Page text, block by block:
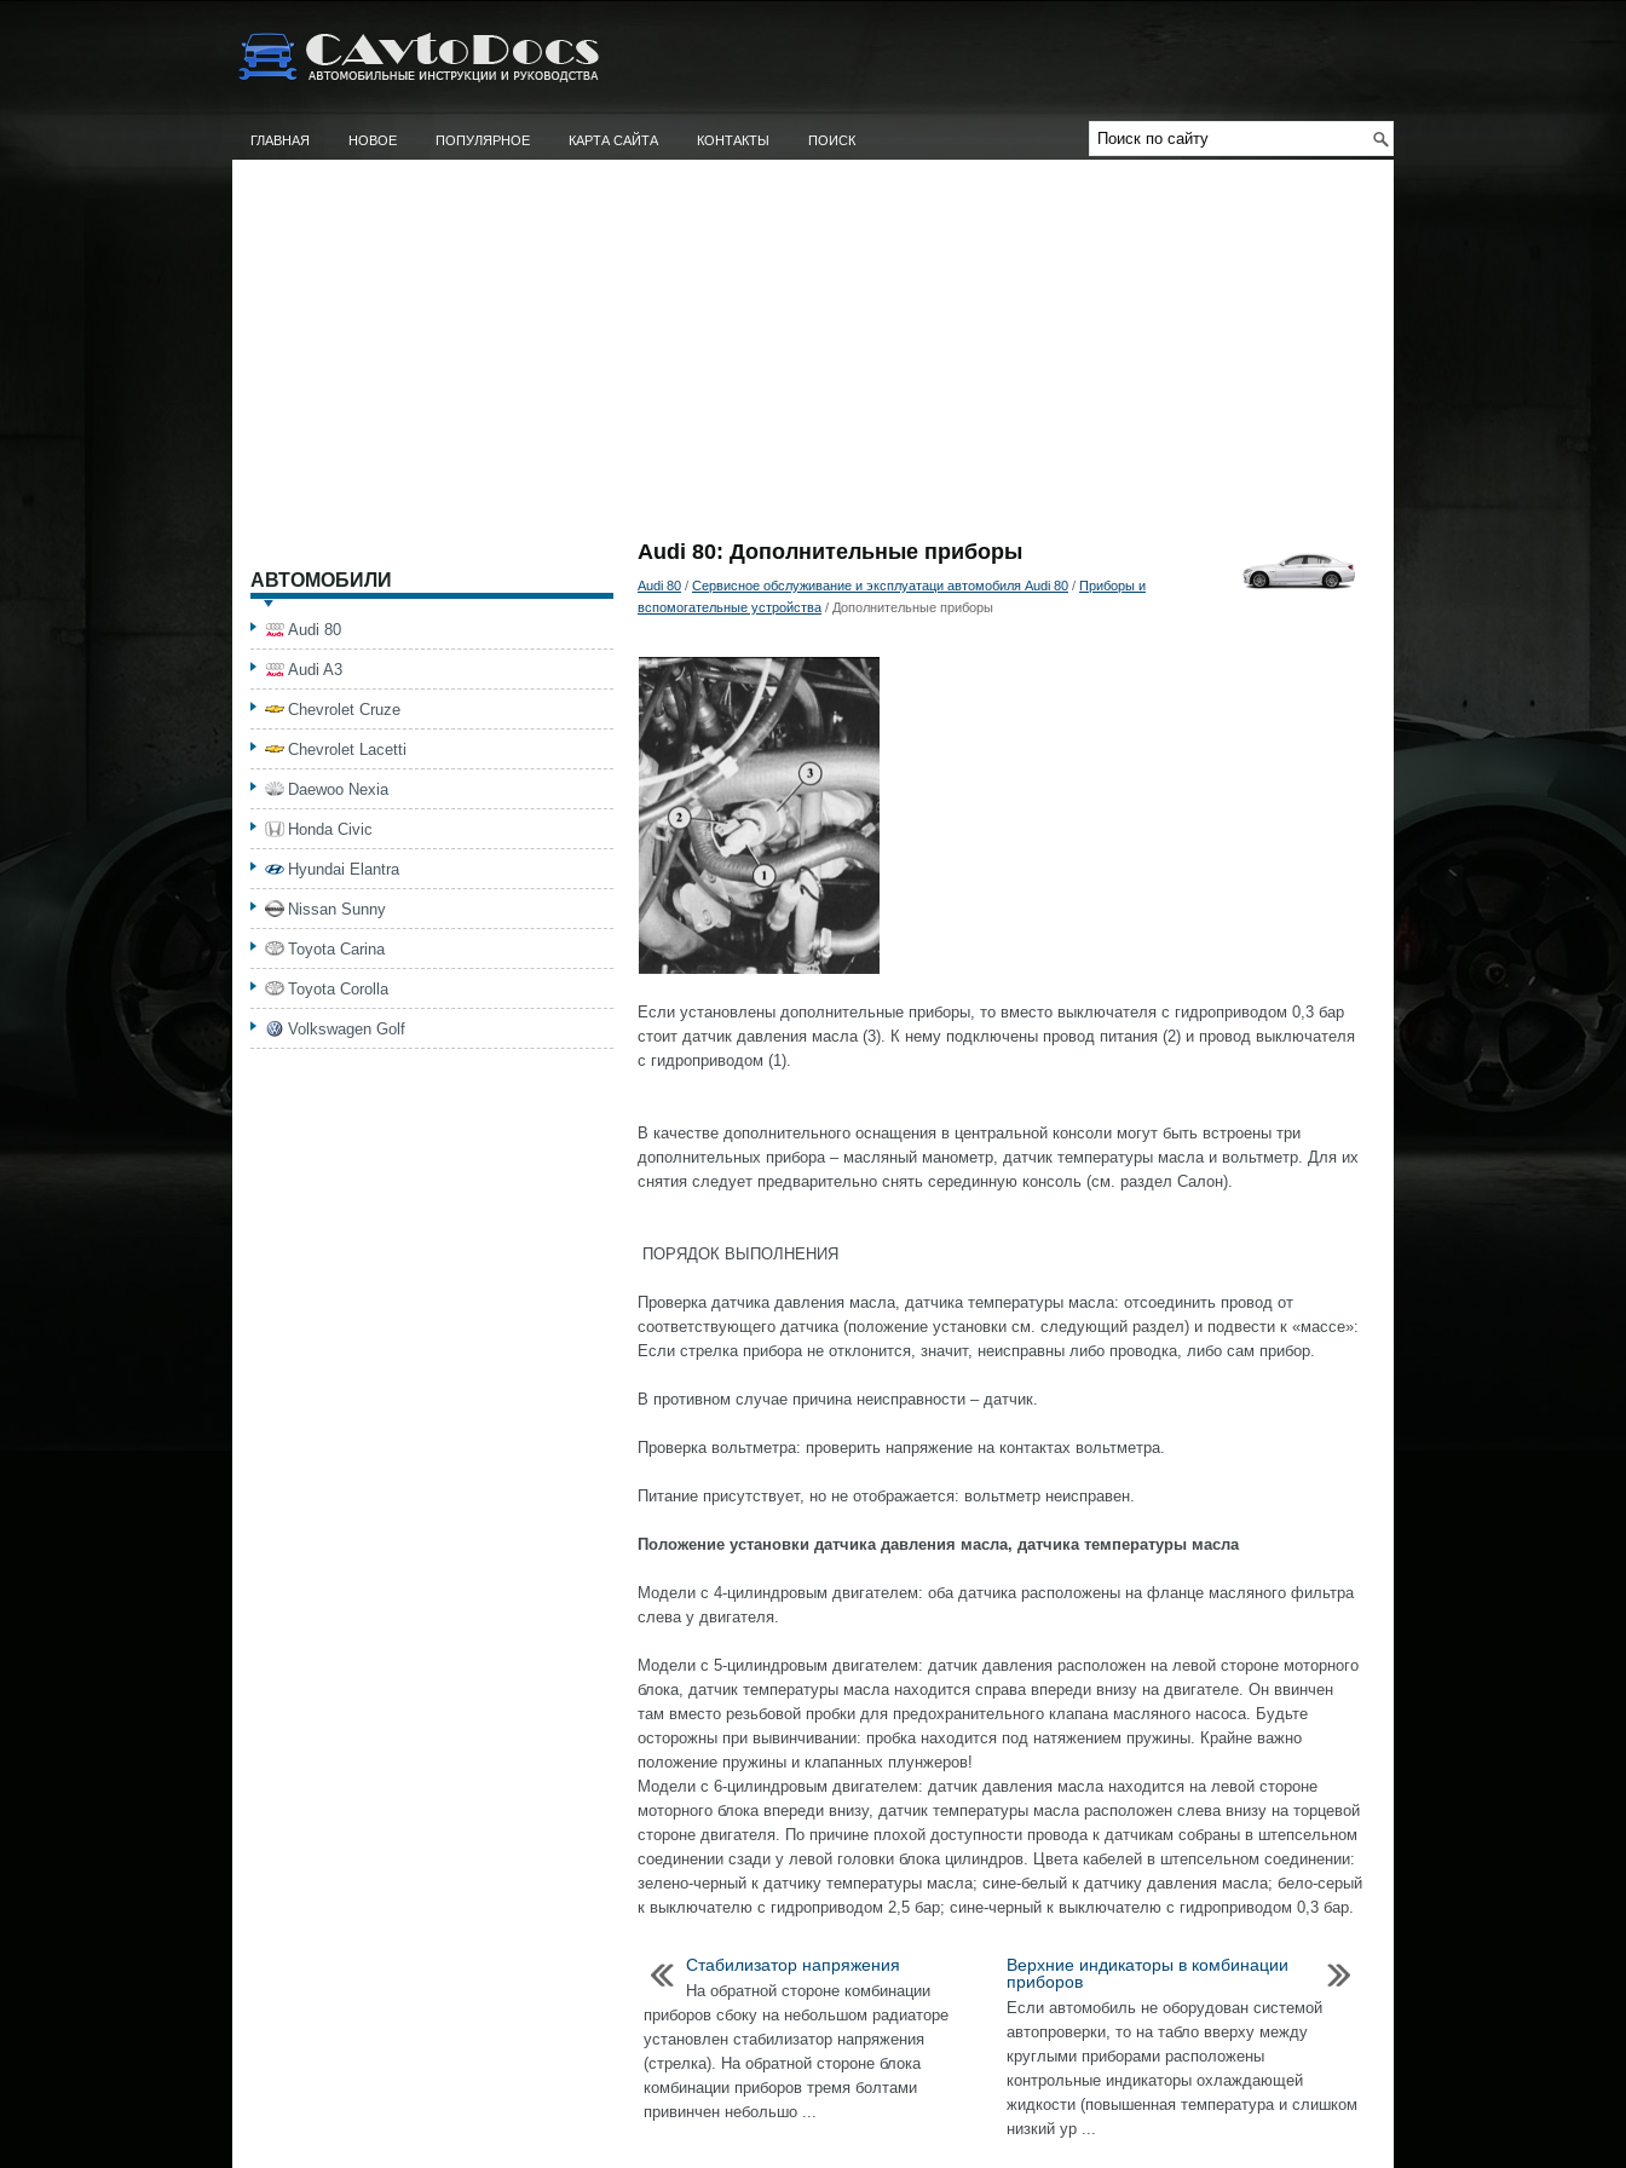
ГЛАВНАЯ НОВОЕ ПОПУЛЯРНОЕ КАРТА САЙТА КОНТАКТЫ ПОИСК
Audi 80: Дополнительные приборы
Audi 80 / Сервисное обслуживание и эксплуатаци автомобиля Audi 80 / Приборы и
вспомогательные устройства / Дополнительные приборы
Если установлены дополнительные приборы, то вместо выключателя с гидроприводом 0,3 бар
стоит датчик давления масла (3). К нему подключены провод питания (2) и провод выключателя
с гидроприводом (1).
В качестве дополнительного оснащения в центральной консоли могут быть встроены три
дополнительных прибора – масляный манометр, датчик температуры масла и вольтметр. Для их
снятия следует предварительно снять серединную консоль (см. раздел Салон).
ПОРЯДОК ВЫПОЛНЕНИЯ
Проверка датчика давления масла, датчика температуры масла: отсоединить провод от
соответствующего датчика (положение установки см. следующий раздел) и подвести к «массе»:
Если стрелка прибора не отклонится, значит, неисправны либо проводка, либо сам прибор.
В противном случае причина неисправности – датчик.
Проверка вольтметра: проверить напряжение на контактах вольтметра.
Питание присутствует, но не отображается: вольтметр неисправен.
Положение установки датчика давления масла, датчика температуры масла
Модели с 4-цилиндровым двигателем: оба датчика расположены на фланце масляного фильтра
слева у двигателя.
Модели с 5-цилиндровым двигателем: датчик давления расположен на левой стороне моторного
блока, датчик температуры масла находится справа впереди внизу на двигателе. Он ввинчен
там вместо резьбовой пробки для предохранительного клапана масляного насоса. Будьте
осторожны при вывинчивании: пробка находится под натяжением пружины. Крайне важно
положение пружины и клапанных плунжеров!
Модели с 6-цилиндровым двигателем: датчик давления масла находится на левой стороне
моторного блока впереди внизу, датчик температуры масла расположен слева внизу на торцевой
стороне двигателя. По причине плохой доступности провода к датчикам собраны в штепсельном
соединении сзади у левой головки блока цилиндров. Цвета кабелей в штепсельном соединении:
зелено-черный к датчику температуры масла; сине-белый к датчику давления масла; бело-серый
к выключателю с гидроприводом 2,5 бар; сине-черный к выключателю с гидроприводом 0,3 бар.
Стабилизатор напряжения
На обратной стороне комбинации
приборов сбоку на небольшом радиаторе
установлен стабилизатор напряжения
(стрелка). На обратной стороне блока
комбинации приборов тремя болтами
привинчен небольшо ...
Верхние индикаторы в комбинации
приборов
Если автомобиль не оборудован системой
автопроверки, то на табло вверху между
круглыми приборами расположены
контрольные индикаторы охлаждающей
жидкости (повышенная температура и слишком
низкий ур ...
АВТОМОБИЛИ
Audi 80
Audi A3
Chevrolet Cruze
Chevrolet Lacetti
Daewoo Nexia
Honda Civic
Hyundai Elantra
Nissan Sunny
Toyota Carina
Toyota Corolla
Volkswagen Golf